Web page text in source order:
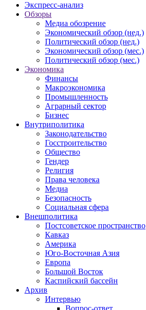
Экспресс-анализ
Обзоры
Медиа обозрение
Экономический обзор (нед.)
Политический обзор (нед.)
Экономический обзор (мес.)
Политический обзор (мес.)
Экономика
Финансы
Макроэкономика
Промышленность
Аграрный сектор
Бизнес
Внутриполитика
Законодательство
Госстроительство
Общество
Гендер
Религия
Права человека
Медиа
Безопасность
Социальная сфера
Внешполитика
Постсоветское пространство
Кавказ
Америка
Юго-Восточная Азия
Европа
Большой Восток
Каспийский бассейн
Архив
Интервью
Вопрос-ответ